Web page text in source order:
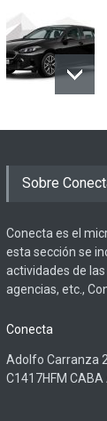
Sobre
Conecta es el
esta sección se
actividades de
agencias, etc.,
Conecta
Adolfo Carranza
C1417HFM